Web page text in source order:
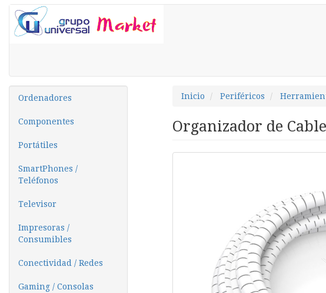
Ordenadores
Componentes
Portátiles
SmartPhones /
Teléfonos
Televisor
Impresoras /
Consumibles
Conectividad / Redes
Gaming / Consolas
Inicio Periféricos
Organizador de